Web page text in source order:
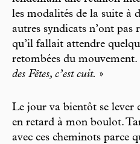
les modalités de la suite à
autres syndicats n’ont
qu’il fallait attendre
retombées du mouvement.
des Fêtes, c’est cuit. »
Le jour va bientôt se lever
en retard à mon boulot.
avec ces cheminots parce